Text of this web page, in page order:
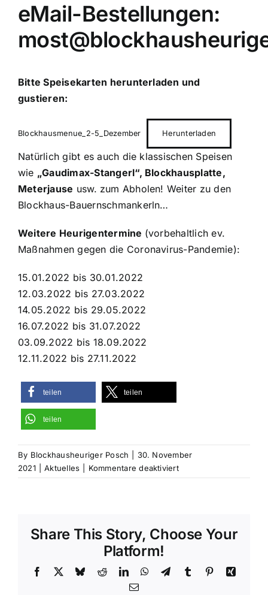
eMail-Bestellungen:
Bitte Speisekarten herunterladen und
gustieren:
Blockhausmenue_2-5_Dezember Herunterladen
Natürlich gibt es auch die klassischen Speisen
wie „Gaudimax-Stangerl“, Blockhausplatte,
Meterjause usw. zum Abholen! Weiter zu den
Blockhaus-Bauernschmankerln…
Weitere Heurigentermine (vorbehaltlich ev.
Maßnahmen gegen die Coronavirus-Pandemie):
15.01.2022 bis 30.01.2022
12.03.2022 bis 27.03.2022
14.05.2022 bis 29.05.2022
16.07.2022 bis 31.07.2022
03.09.2022 bis 18.09.2022
12.11.2022 bis 27.11.2022
teilen teilen
teilen
By Blockhausheuriger Posch
30. November
2021
Aktuelles Kommentare deaktiviertfür
Most
z
Share This Story, Choose Your
Platform!
Facebook BlueskyRedditLinkedInWhatsApp
TelegramTumblr PinterestXing
Email